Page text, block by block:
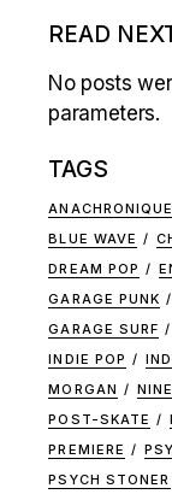
READ
No posts
parameters.
TAGS
ANACHRONIQUE
BLUE WAVE
DREAM POP
GARAGE PUNK
GARAGE SURF
INDIE POP
MORGAN
POST-SKATE
PREMIERE
PSYCH STONER